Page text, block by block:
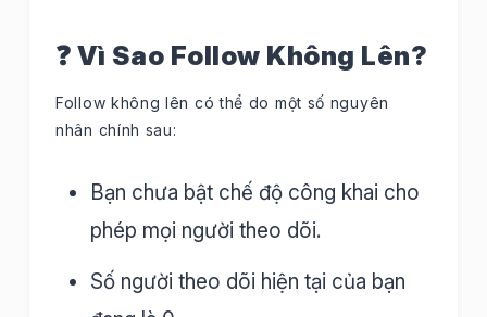
❓ Vì Sao Follow Không Lên?
Follow không lên có thể do một số nguyên
nhân chính sau:
Bạn chưa bật chế độ công khai cho
phép mọi người theo dõi.
Số người theo dõi hiện tại của bạn